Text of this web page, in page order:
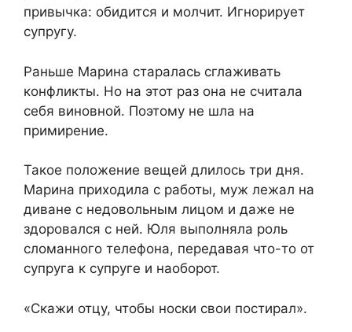
привычка: обидится и молчит. Игнорирует
супругу.
Раньше Марина старалась сглаживать
конфликты. Но на этот раз она не считала
себя виновной. Поэтому не шла на
примирение.
Такое положение вещей длилось три дня.
Марина приходила с работы, муж лежал на
диване с недовольным лицом и даже не
здоровался с ней. Юля выполняла роль
сломанного телефона, передавая что-то от
супруга к супруге и наоборот.
«Скажи отцу, чтобы носки свои постирал».